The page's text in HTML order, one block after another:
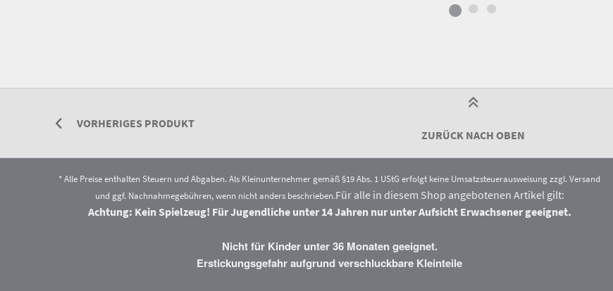
VORHERIGES PRODUKT
ZURÜCK NACH OBEN
* Alle Preise enthalten Steuern und Abgaben. Als Kleinunternehmer gemäß §19 Abs. 1 UStG erfolgt keine Umsatzsteuerausweisung zzgl.Versand
und ggf. Nachnahmegebühren, wenn nicht anders beschrieben.Für alle in diesem Shop angebotenen Artikel gilt:
Achtung: Kein Spielzeug! Für Jugendliche unter 14 Jahren nur unter Aufsicht Erwachsener geeignet.
Nicht für Kinder unter 36 Monaten geeignet.
Erstickungsgefahr aufgrund verschluckbare Kleinteile